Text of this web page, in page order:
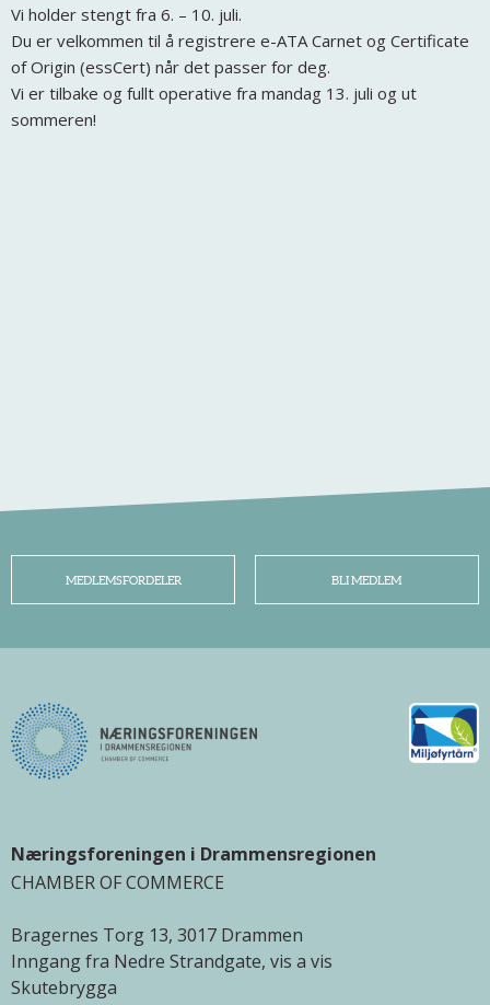
Vi holder stengt fra 6. – 10. juli.
Du er velkommen til å registrere e-ATA Carnet og Certificate
of Origin (essCert) når det passer for deg.
Vi er tilbake og fullt operative fra mandag 13. juli og ut
sommeren!
MEDLEMSFORDELER BLI MEDLEM
Næringsforeningen i Drammensregionen
CHAMBER OF COMMERCE
Bragernes Torg 13, 3017 Drammen
Inngang fra Nedre Strandgate, vis a vis
Skutebrygga